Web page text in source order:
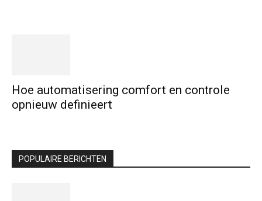
Hoe automatisering comfort en controle
opnieuw definieert
POPULAIRE BERICHTEN